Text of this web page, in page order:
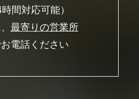
時間対応可能）
最寄りの営業所
電話ください